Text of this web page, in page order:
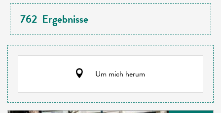
762 Ergebnisse
Um mich herum